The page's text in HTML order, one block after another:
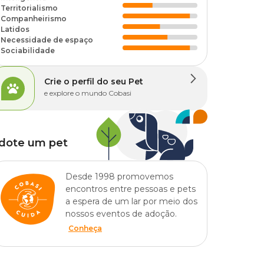
Territorialismo
Companheirismo
Latidos
Necessidade de espaço
Sociabilidade
Crie o perfil do seu Pet
e explore o mundo Cobasi
um pet
Desde 1998 promovemos
encontros entre pessoas e pets
a espera de um lar por meio dos
nossos eventos de adoção.
Conheça